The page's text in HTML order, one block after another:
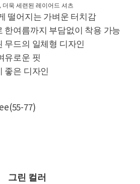
욱 세련된 레이어드 셔츠
떨어지는 가벼운 터치감
한여름까지 부담없이 착용 가능
무드의 일체형 디자인
유로운 핏
좋은 디자인
77)
그린 컬러